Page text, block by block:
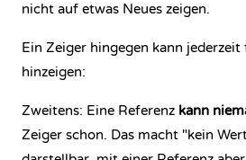
nicht auf etwas Neues zeigen.
Ein Zeiger hingegen kann
hinzeigen:
Zweitens: Eine Referenz kann
Zeiger schon. Das macht "kein